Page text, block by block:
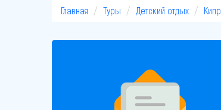
Главная Туры Детский отдых Кипр